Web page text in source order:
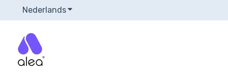
NederlandsSubmenu tonen voor vertalingen